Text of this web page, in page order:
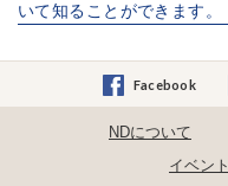
いて知ることができます。
Facebook
NDについて
イベント